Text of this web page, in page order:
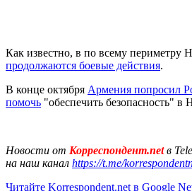
Как известно, в по всему периметру
продолжаются боевые действия.
В конце октября Армения попросил
помочь "обеспечить безопасность" в
Новости от Корреспондент.netв
на наш канал https://t.me/
Читайте Korrespondent.net в Google